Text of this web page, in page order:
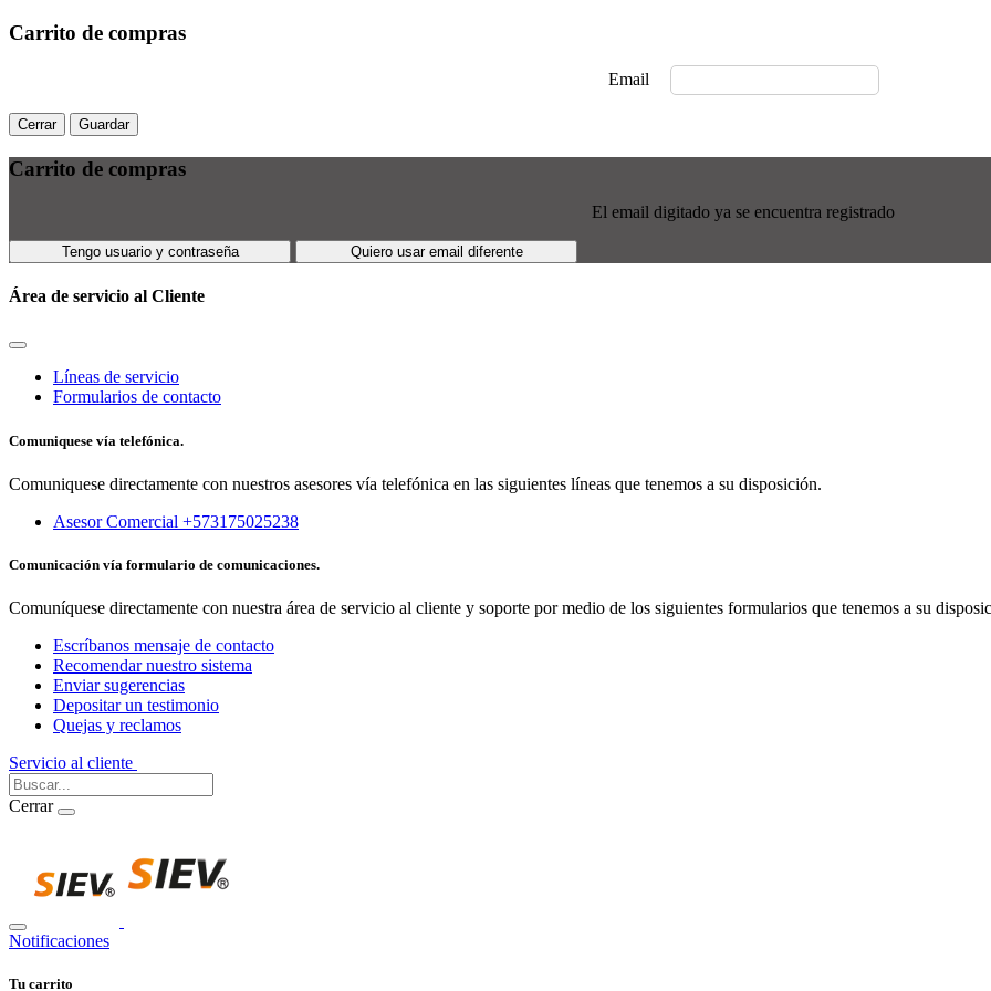
Carrito de compras
Email
Cerrar Guardar
Carrito de compras
El email digitado ya se encuentra registrado
Tengo usuario y contraseña Quiero usar email diferente
Área de servicio al Cliente
Líneas de servicio
Formularios de contacto
Comuniquese vía telefónica.
Comuniquese directamente con nuestros asesores vía telefónica en las siguientes líneas que tenemos a su disposición.
Asesor Comercial +573175025238
Comunicación vía formulario de comunicaciones.
Comuníquese directamente con nuestra área de servicio al cliente y soporte por medio de los siguientes formularios que tenemos a su
Escríbanos mensaje de contacto
Recomendar nuestro sistema
Enviar sugerencias
Depositar un testimonio
Quejas y reclamos
Servicio al cliente
Cerrar
Notificaciones
Tu carrito